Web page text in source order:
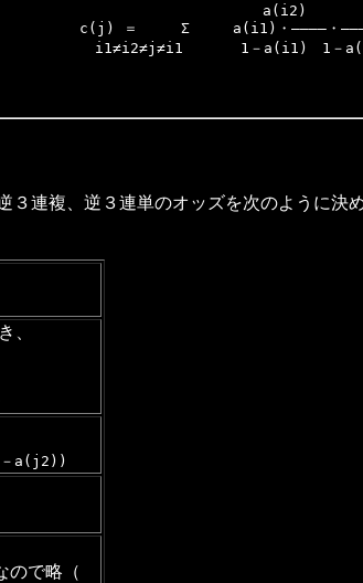
a(i2)　　　
c(j) ＝　　　Σ　　　a(i1)・――――・
i1≠i2≠j≠i1　　　　1－a(i1)　1－
連複、逆３連単のオッズを次のように決
、
a(j2))
ので略（